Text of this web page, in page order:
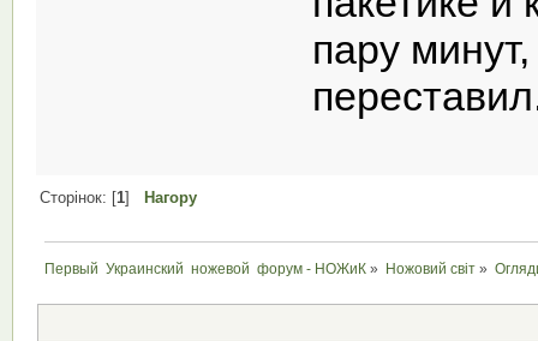
пару
Сторінок: [1] Нагору
Первый  Украинский  ножевой  форум - НОЖиК » Ножовий світ »